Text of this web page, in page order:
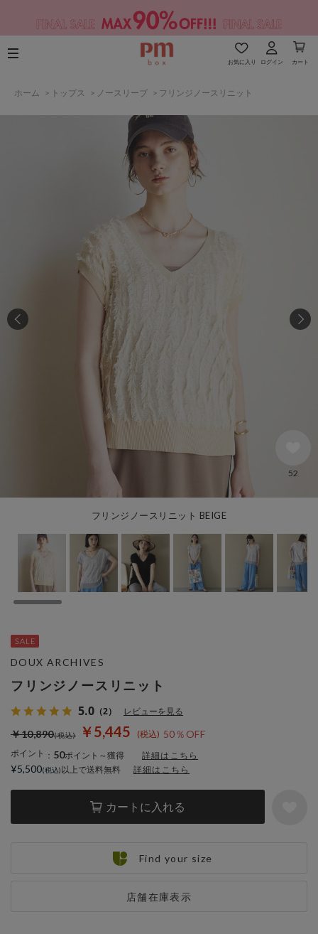
お気に入り ログイン カート
ホーム > トップス > ノースリーブ > フリンジノースリニット
フリンジノースリニット BEIGE
52
フリンジノースリニット
5.0 （2） レビューを見る
￥5,445 50％OFF
￥10,890
ポイント ： 50ポイント～獲得 詳細はこちら
カートに入れる
店舗在庫表示
DOUX ARCHIVES
¥5,500 以上で送料無料 詳細はこちら
Find your size